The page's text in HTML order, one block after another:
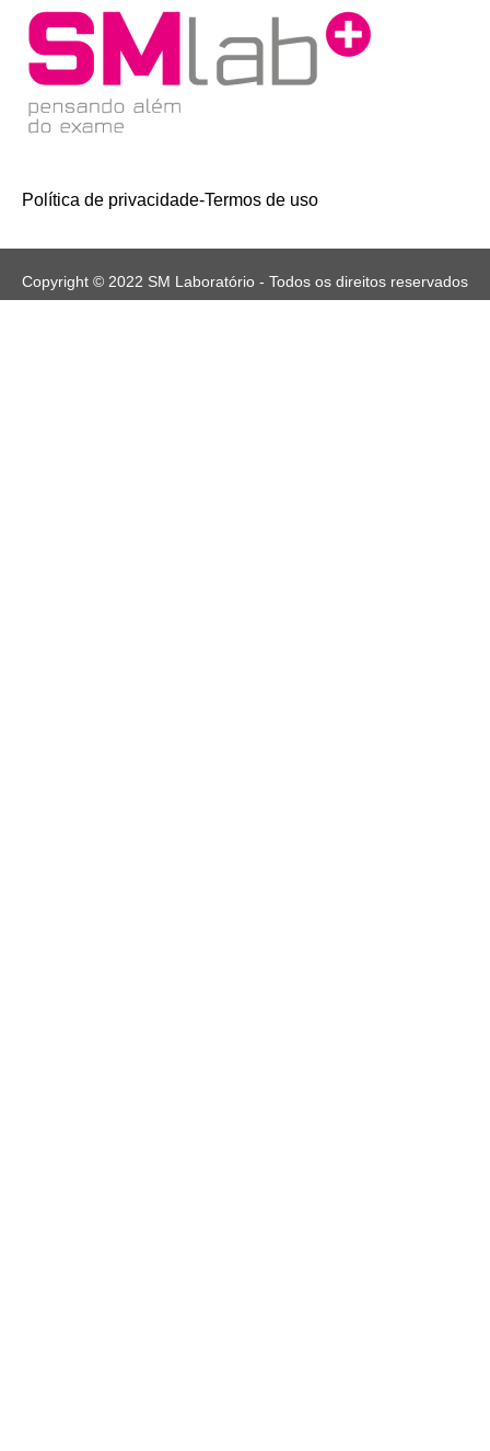
Política de privacidade-Termos de uso
Copyright © 2022 SM Laboratório - Todos os direitos reservados